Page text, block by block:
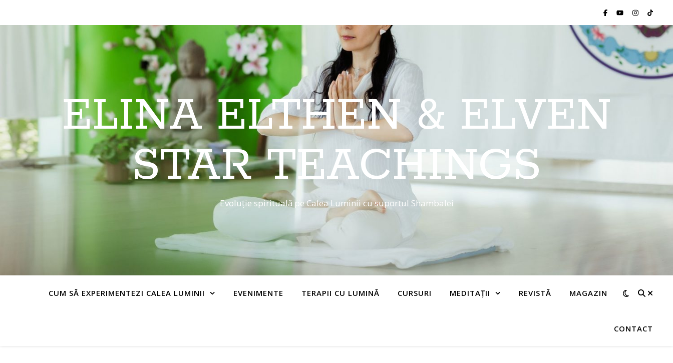
ELINA ELTHEN & ELVEN
STAR TEACHINGS
Evoluție spirituală pe Calea Luminii cu suportul Shambalei
CUM SĂ EXPERIMENTEZI CALEA LUMINII EVENIMENTE TERAPII CU LUMINĂ CURSURI MEDITAȚII REVISTĂ MAGAZIN
CONTACT